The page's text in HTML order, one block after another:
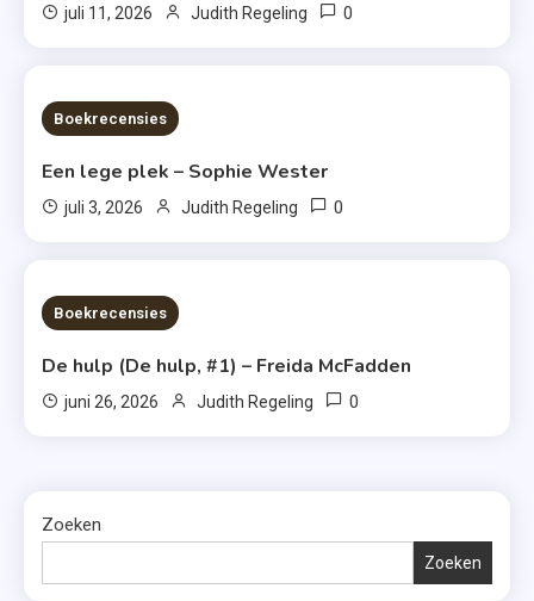
juli 11, 2026 Judith Regeling 0
6 MINS READ
Boekrecensies
Een lege plek – Sophie Wester
juli 3, 2026 Judith Regeling 0
7 MINS READ
Boekrecensies
De hulp (De hulp, #1) – Freida McFadden
juni 26, 2026 Judith Regeling 0
Zoeken
Zoeken